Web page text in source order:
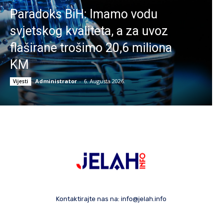
Paradoks BiH: Imamo vodu
svjetskog kvaliteta, a za uvoz
flaširane trošimo 20,6 miliona
KM
Vijesti Administrator - 6. Augusta 2026.
Kontaktirajte nas na: info@jelah.info